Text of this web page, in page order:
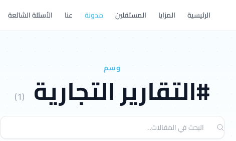
الرئيسية المزايا المستقلين مدونة عنا الأسئلة الشائعة
وسم
#التقارير التجارية (1)